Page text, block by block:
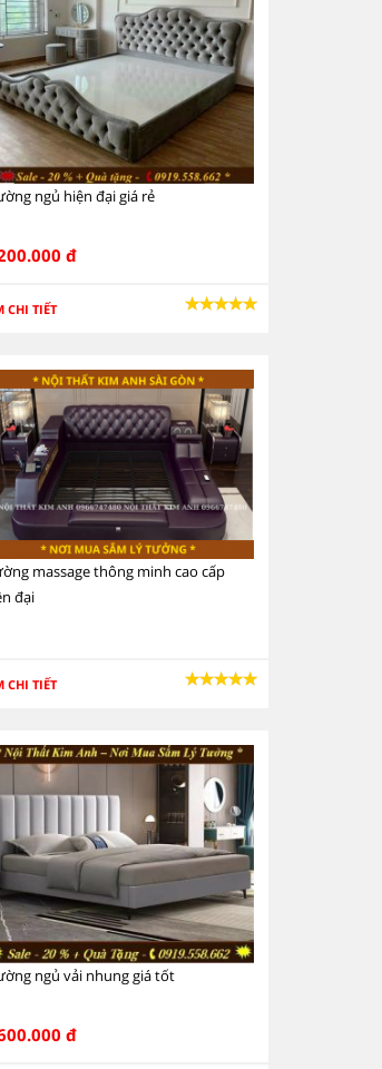
ngủ hiện đại giá rẻ
đ
CHI TIẾT
massage thông minh cao cấp
đại
CHI TIẾT
ngủ vải nhung giá tốt
đ